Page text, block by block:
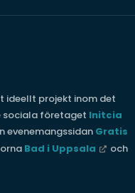
ideellt projekt inom det
sociala företaget Initcia
evenemangssidan Gratis
Bad i Uppsala
och